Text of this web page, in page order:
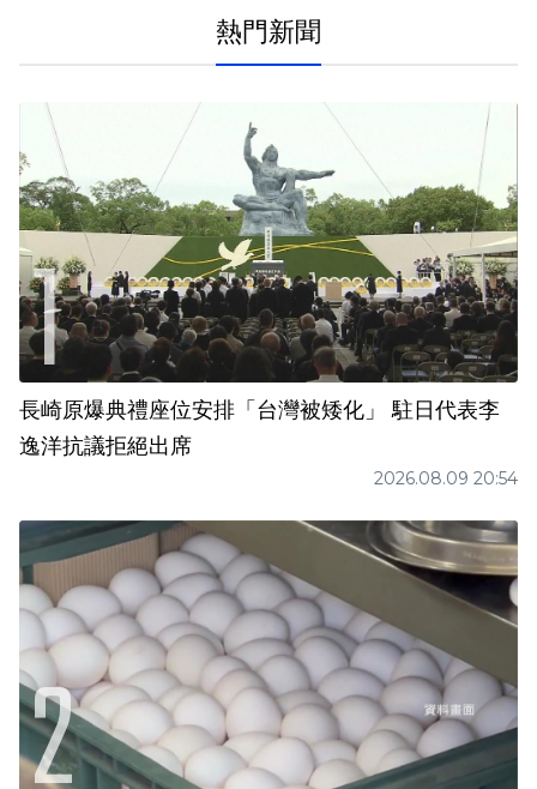
熱門新聞
長崎原爆典禮座位安排「台灣被矮化」 駐日代表李
逸洋抗議拒絕出席
2026.08.09 20:54